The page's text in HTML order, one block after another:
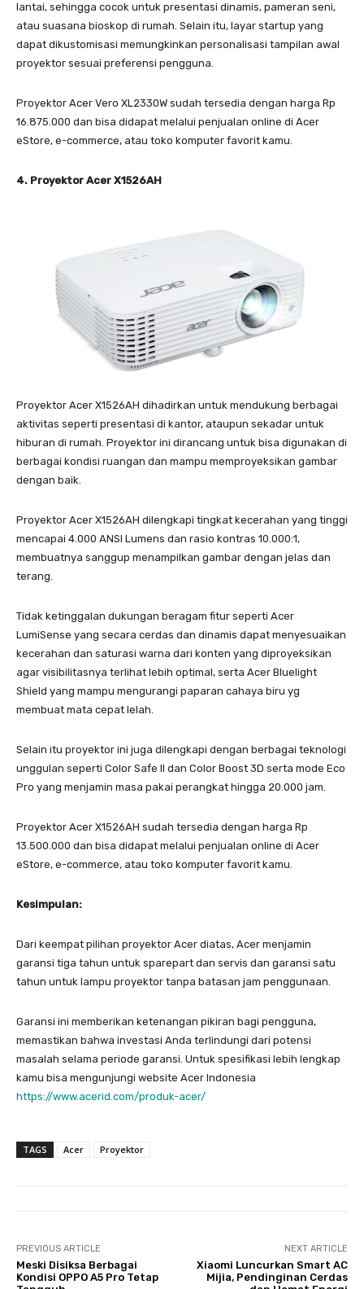
lantai, sehingga cocok untuk presentasi dinamis, pameran seni,
atau suasana bioskop di rumah. Selain itu, layar startup yang
dapat dikustomisasi memungkinkan personalisasi tampilan awal
proyektor sesuai preferensi pengguna.
Proyektor Acer Vero XL2330W sudah tersedia dengan harga Rp
16.875.000 dan bisa didapat melalui penjualan online di Acer
eStore, e-commerce, atau toko komputer favorit kamu.
4. Proyektor Acer X1526AH
Proyektor Acer X1526AH dihadirkan untuk mendukung berbagai
aktivitas seperti presentasi di kantor, ataupun sekadar untuk
hiburan di rumah. Proyektor ini dirancang untuk bisa digunakan di
berbagai kondisi ruangan dan mampu memproyeksikan gambar
dengan baik.
Proyektor Acer X1526AH dilengkapi tingkat kecerahan yang tinggi
mencapai 4.000 ANSI Lumens dan rasio kontras 10.000:1,
membuatnya sanggup menampilkan gambar dengan jelas dan
terang.
Tidak ketinggalan dukungan beragam fitur seperti Acer
LumiSense yang secara cerdas dan dinamis dapat menyesuaikan
kecerahan dan saturasi warna dari konten yang diproyeksikan
agar visibilitasnya terlihat lebih optimal, serta Acer Bluelight
Shield yang mampu mengurangi paparan cahaya biru yg
membuat mata cepat lelah.
Selain itu proyektor ini juga dilengkapi dengan berbagai teknologi
unggulan seperti Color Safe II dan Color Boost 3D serta mode Eco
Pro yang menjamin masa pakai perangkat hingga 20.000 jam.
Proyektor Acer X1526AH sudah tersedia dengan harga Rp
13.500.000 dan bisa didapat melalui penjualan online di Acer
eStore, e-commerce, atau toko komputer favorit kamu.
Kesimpulan:
Dari keempat pilihan proyektor Acer diatas, Acer menjamin
garansi tiga tahun untuk sparepart dan servis dan garansi satu
tahun untuk lampu proyektor tanpa batasan jam penggunaan.
Garansi ini memberikan ketenangan pikiran bagi pengguna,
memastikan bahwa investasi Anda terlindungi dari potensi
masalah selama periode garansi. Untuk spesifikasi lebih lengkap
kamu bisa mengunjungi website Acer Indonesia
https://www.acerid.com/produk-acer/
TAGS Acer Proyektor
PREVIOUS ARTICLE
Meski Disiksa Berbagai
Kondisi OPPO A5 Pro Tetap
NEXT ARTICLE
Xiaomi Luncurkan Smart AC
Mijia, Pendinginan Cerdas